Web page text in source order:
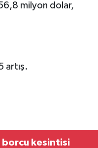
milyon dolar,
artış.
borcu kesintisi